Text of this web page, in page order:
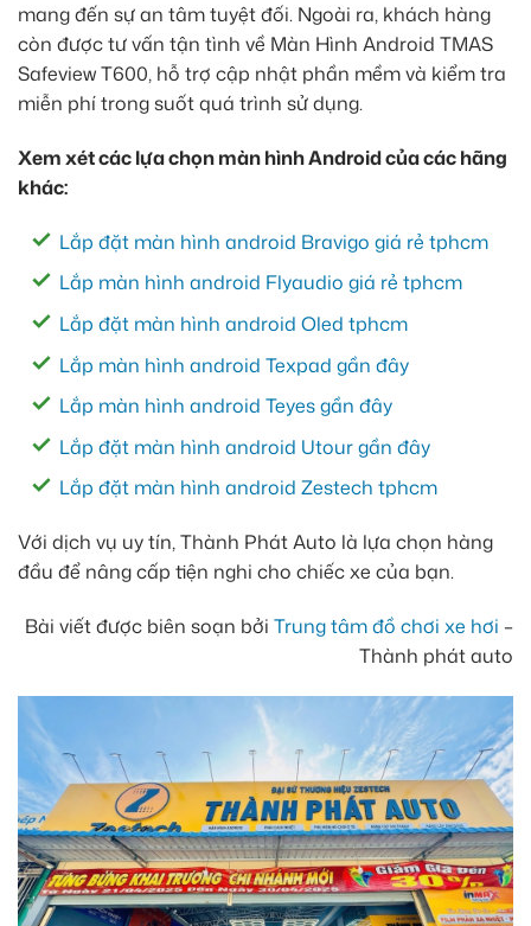
mang đến sự an tâm tuyệt đối. Ngoài ra, khách hàng
còn được tư vấn tận tình về Màn Hình Android TMAS
Safeview T600, hỗ trợ cập nhật phần mềm và kiểm tra
miễn phí trong suốt quá trình sử dụng.
Xem xét các lựa chọn màn hình Android của các hãng
khác:
Lắp đặt màn hình android Bravigo giá rẻ tphcm
Lắp màn hình android Flyaudio giá rẻ tphcm
Lắp đặt màn hình android Oled tphcm
Lắp màn hình android Texpad gần đây
Lắp màn hình android Teyes gần đây
Lắp đặt màn hình android Utour gần đây
Lắp đặt màn hình android Zestech tphcm
Với dịch vụ uy tín, Thành Phát Auto là lựa chọn hàng
đầu để nâng cấp tiện nghi cho chiếc xe của bạn.
Bài viết được biên soạn bởi Trung tâm đồ chơi xe hơi –
Thành phát auto